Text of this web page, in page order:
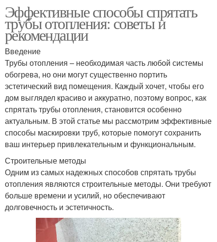
Эффективные способы спрятать
трубы отопления: советы и
рекомендации
Введение
Трубы отопления – необходимая часть любой системы
обогрева, но они могут существенно портить
эстетический вид помещения. Каждый хочет, чтобы его
дом выглядел красиво и аккуратно, поэтому вопрос, как
спрятать трубы отопления, становится особенно
актуальным. В этой статье мы рассмотрим эффективные
способы маскировки труб, которые помогут сохранить
ваш интерьер привлекательным и функциональным.
Строительные методы
Одним из самых надежных способов спрятать трубы
отопления являются строительные методы. Они требуют
больше времени и усилий, но обеспечивают
долговечность и эстетичность.